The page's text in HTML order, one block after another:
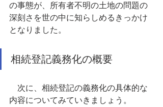
の事態が、所有者不明の土地の問題の
深刻さを世の中に知らしめるきっかけ
となりました。
相続登記義務化の概要
次に、相続登記の義務化の具体的な
内容についてみていきましょう。